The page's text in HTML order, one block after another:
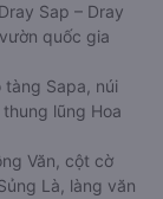
Sap – Dray
quốc gia
tàng Sapa, núi
lũng Hoa
Văn, cột cờ
Là, làng văn